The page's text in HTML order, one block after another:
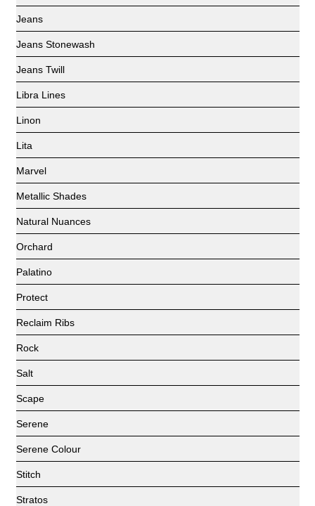
Jeans
Jeans Stonewash
Jeans Twill
Libra Lines
Linon
Lita
Marvel
Metallic Shades
Natural Nuances
Orchard
Palatino
Protect
Reclaim Ribs
Rock
Salt
Scape
Serene
Serene Colour
Stitch
Stratos